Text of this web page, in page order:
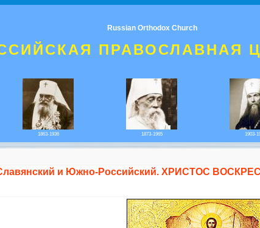
Russian Orthodox Church
ПРАВОСЛАВНАЯ
1863-1936 1873-1965 1903-
и Южно-Российский. ХРИСТОС